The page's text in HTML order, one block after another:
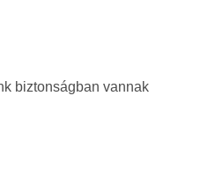
biztonságban vannak